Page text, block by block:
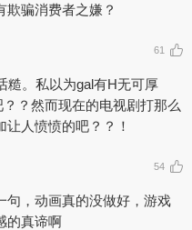
欺骗消费者之嫌？
61
糙。私以为gal有H无可厚
？然而现在的电视剧打那么
人愤愤的吧？？！
54
句，动画真的没做好，游戏
的真谛啊